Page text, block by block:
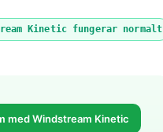
Kinetic fungerar normalt
med Windstream Kinetic